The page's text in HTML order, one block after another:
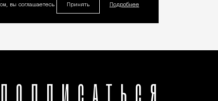
вы соглашаетесь
Принять Подробнее